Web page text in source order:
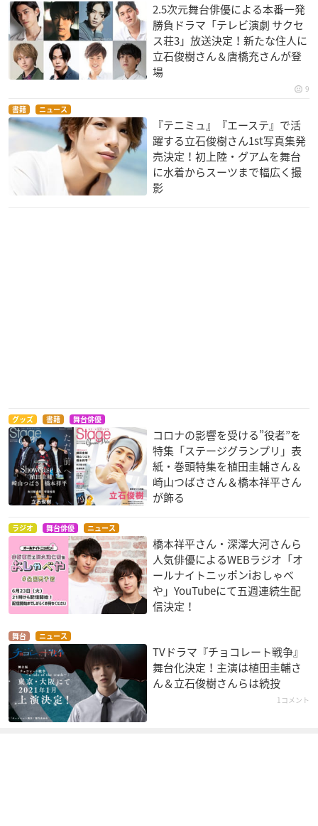
2.5次元舞台俳優による本番一発
勝負ドラマ「テレビ演劇 サクセ
ス荘3」放送決定！新たな住人に
立石俊樹さん＆唐橋充さんが登
場
9
書籍 ニュース
『テニミュ』『エーステ』で活
躍する立石俊樹さん1st写真集発
売決定！初上陸・グアムを舞台
に水着からスーツまで幅広く撮
影
グッズ 書籍 舞台俳優
コロナの影響を受ける”役者”を
特集「ステージグランプリ」表
紙・巻頭特集を植田圭輔さん＆
崎山つばささん＆橋本祥平さん
が飾る
ラジオ 舞台俳優 ニュース
橋本祥平さん・深澤大河さんら
人気俳優によるWEBラジオ「オ
ールナイトニッポンiおしゃべ
や」YouTubeにて五週連続生配
信決定！
舞台 ニュース
TVドラマ『チョコレート戦争』
舞台化決定！主演は植田圭輔さ
ん＆立石俊樹さんらは続投
1コメント